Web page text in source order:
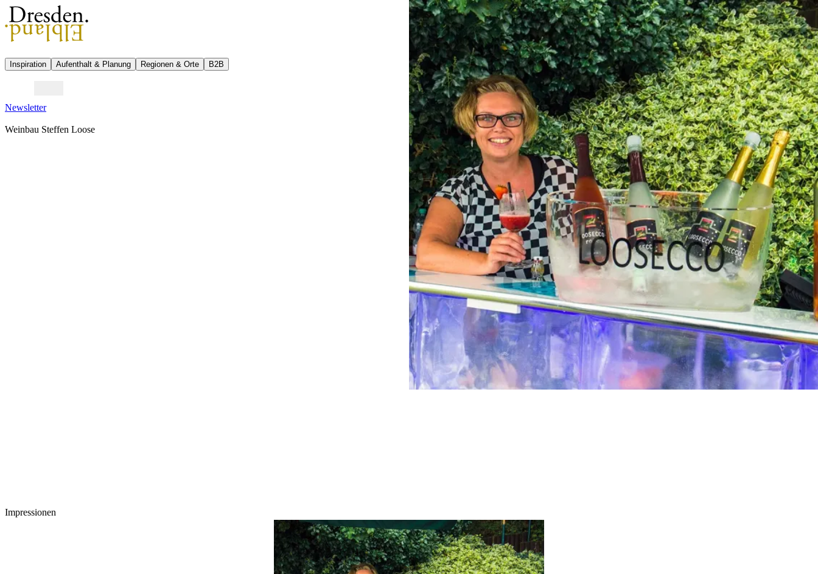
Inspiration Aufenthalt & Planung Regionen & Orte B2B
Newsletter
Weinbau Steffen Loose
Impressionen